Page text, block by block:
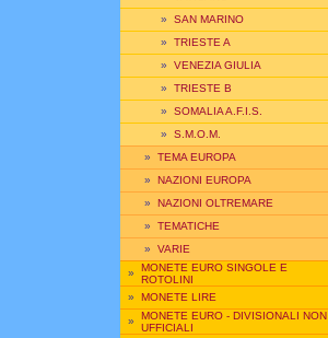
» SAN MARINO
» TRIESTE A
» VENEZIA GIULIA
» TRIESTE B
» SOMALIA A.F.I.S.
» S.M.O.M.
» TEMA EUROPA
» NAZIONI EUROPA
» NAZIONI OLTREMARE
» TEMATICHE
» VARIE
» MONETE EURO SINGOLE E
ROTOLINI
» MONETE LIRE
» MONETE EURO - DIVISIONALI NON
UFFICIALI